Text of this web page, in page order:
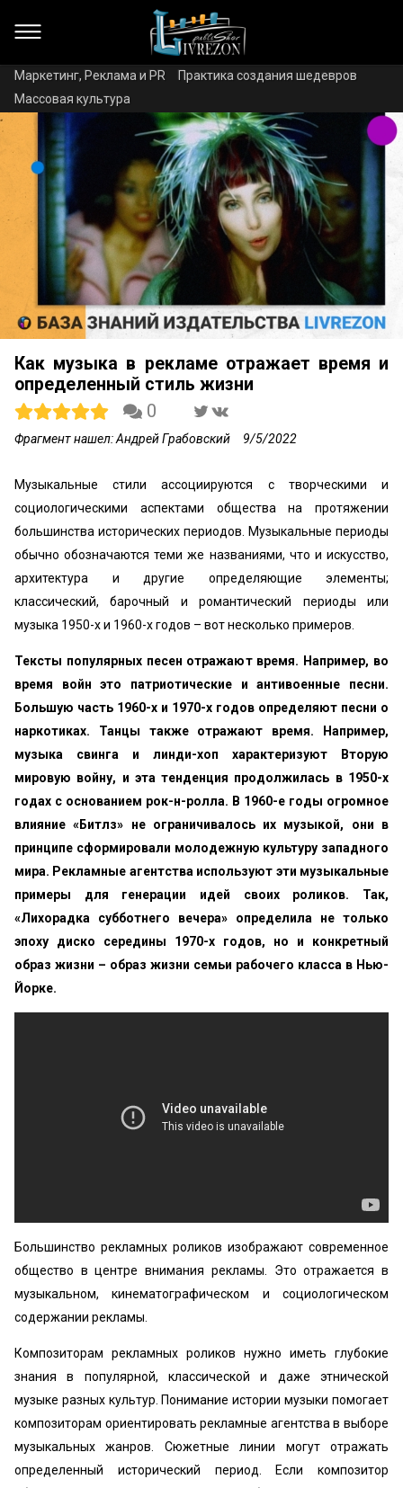
Маркетинг, Реклама и PR
Практика создания шедевров
Массовая культура
Как музыка в рекламе отражает время и
определенный стиль жизни
0
Фрагмент нашел: Андрей Грабовский 9/5/2022
Музыкальные стили ассоциируются с творческими и
социологическими аспектами общества на протяжении
большинства исторических периодов. Музыкальные периоды
обычно обозначаются теми же названиями, что и искусство,
архитектура и другие определяющие элементы;
классический, барочный и романтический периоды или
музыка 1950-х и 1960-х годов – вот несколько примеров.
Тексты популярных песен отражают время. Например, во
время войн это патриотические и антивоенные песни.
Большую часть 1960-х и 1970-х годов определяют песни о
наркотиках. Танцы также отражают время. Например,
музыка свинга и линди-хоп характеризуют Вторую
мировую войну, и эта тенденция продолжилась в 1950-х
годах с основанием рок-н-ролла. В 1960-е годы огромное
влияние «‎Битлз» не ограничивалось их музыкой, они в
принципе сформировали молодежную культуру западного
мира. Рекламные агентства используют эти музыкальные
примеры для генерации идей своих роликов. Так,
«‎Лихорадка субботнего вечера» определила не только
эпоху диско середины 1970-х годов, но и конкретный
образ жизни – образ жизни семьи рабочего класса в Нью-
Йорке.
Большинство рекламных роликов изображают современное
общество в центре внимания рекламы. Это отражается в
музыкальном, кинематографическом и социологическом
содержании рекламы.
Композиторам рекламных роликов нужно иметь глубокие
знания в популярной, классической и даже этнической
музыке разных культур. Понимание истории музыки помогает
композиторам ориентировать рекламные агентства в выборе
музыкальных жанров. Сюжетные линии могут отражать
определенный исторический период. Если композитор